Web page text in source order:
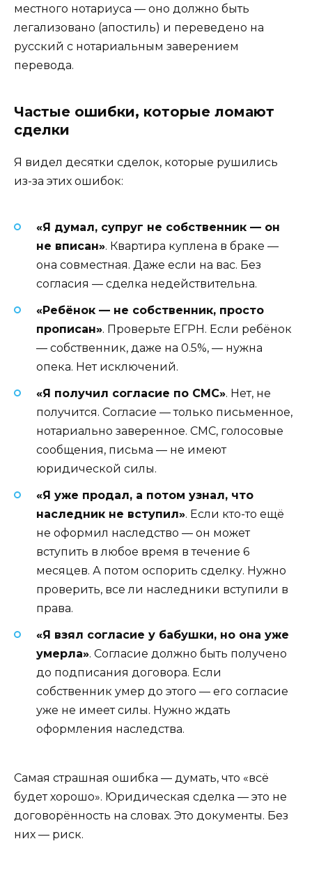
местного нотариуса — оно должно быть
легализовано (апостиль) и переведено на
русский с нотариальным заверением
перевода.
Частые ошибки, которые ломают
сделки
Я видел десятки сделок, которые рушились
из-за этих ошибок:
«Я думал, супруг не собственник — он
не вписан». Квартира куплена в браке —
она совместная. Даже если на вас. Без
согласия — сделка недействительна.
«Ребёнок — не собственник, просто
прописан». Проверьте ЕГРН. Если ребёнок
— собственник, даже на 0.5%, — нужна
опека. Нет исключений.
«Я получил согласие по СМС». Нет, не
получится. Согласие — только письменное,
нотариально заверенное. СМС, голосовые
сообщения, письма — не имеют
юридической силы.
«Я уже продал, а потом узнал, что
наследник не вступил». Если кто-то ещё
не оформил наследство — он может
вступить в любое время в течение 6
месяцев. А потом оспорить сделку. Нужно
проверить, все ли наследники вступили в
права.
«Я взял согласие у бабушки, но она уже
умерла». Согласие должно быть получено
до подписания договора. Если
собственник умер до этого — его согласие
уже не имеет силы. Нужно ждать
оформления наследства.
Самая страшная ошибка — думать, что «всё
будет хорошо». Юридическая сделка — это не
договорённость на словах. Это документы. Без
них — риск.